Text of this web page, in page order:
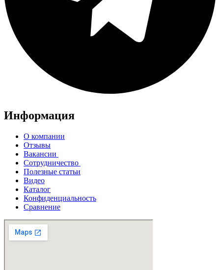
Информация
О компании
Отзывы
Вакансии
Сотрудничество
Полезные статьи
Видео
Каталог
Конфиденциальность
Сравнение